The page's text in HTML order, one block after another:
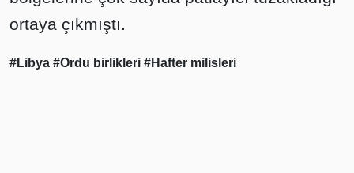
ortaya çıkmıştı.
#Libya #Ordu birlikleri #Hafter milisleri